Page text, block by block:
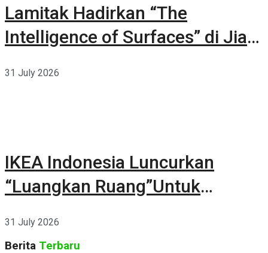
Lamitak Hadirkan “The
Intelligence of Surfaces” di Jia
31 July 2026
IKEA Indonesia Luncurkan
“Luangkan Ruang”Untuk
31 July 2026
Berita Terbaru